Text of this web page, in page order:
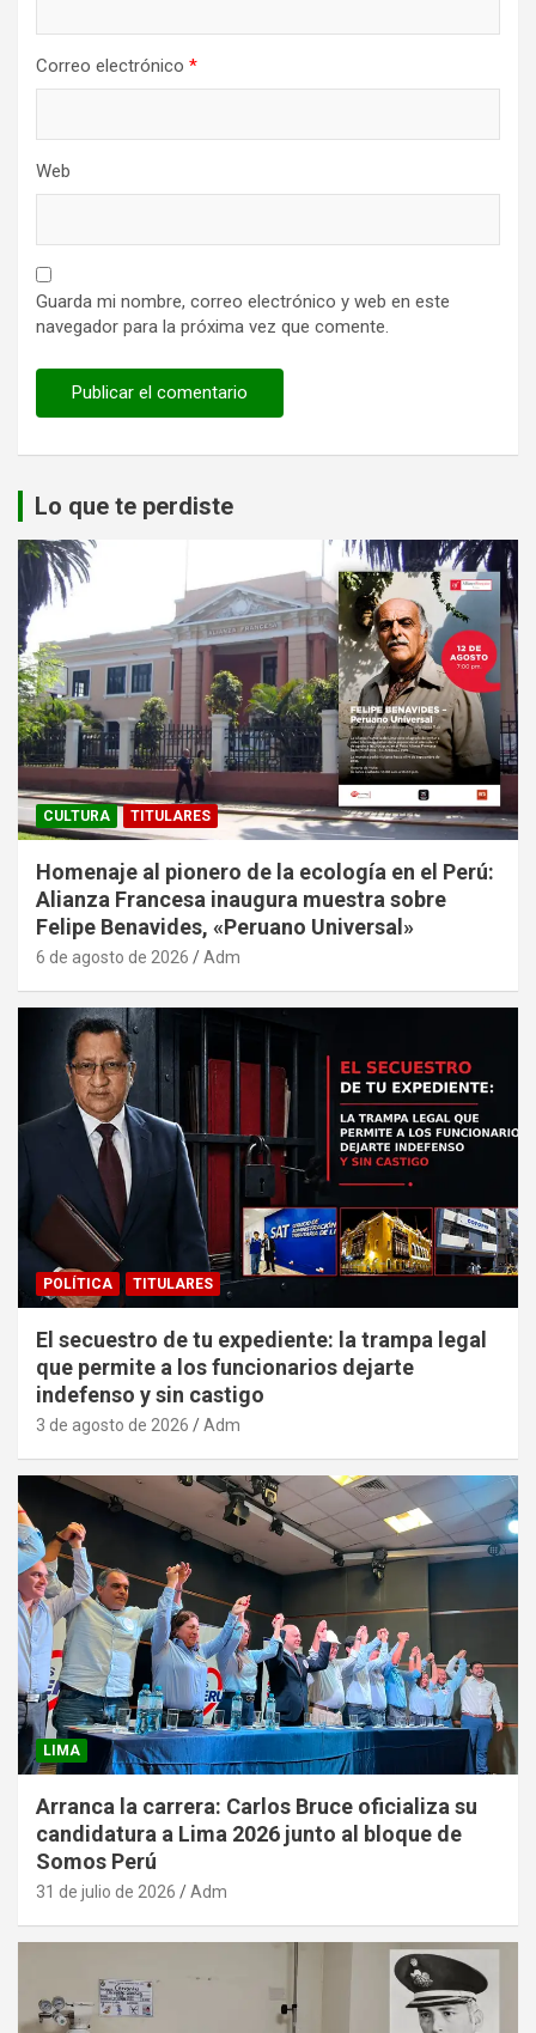
Correo electrónico *
Web
Guarda mi nombre, correo electrónico y web en este
navegador para la próxima vez que comente.
Lo que te perdiste
CULTURA TITULARES
Homenaje al pionero de la ecología en el Perú:
Alianza Francesa inaugura muestra sobre
Felipe Benavides, «Peruano Universal»
6 de agosto de 2026 Adm
POLÍTICA TITULARES
El secuestro de tu expediente: la trampa legal
que permite a los funcionarios dejarte
indefenso y sin castigo
3 de agosto de 2026 Adm
LIMA
Arranca la carrera: Carlos Bruce oficializa su
candidatura a Lima 2026 junto al bloque de
Somos Perú
31 de julio de 2026 Adm